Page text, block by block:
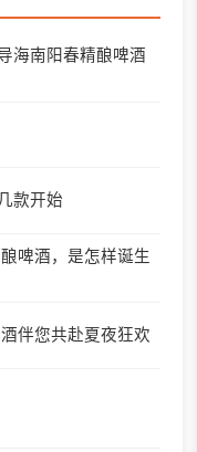
海南阳春精酿啤酒
款开始
啤酒，是怎样诞生
伴您共赴夏夜狂欢